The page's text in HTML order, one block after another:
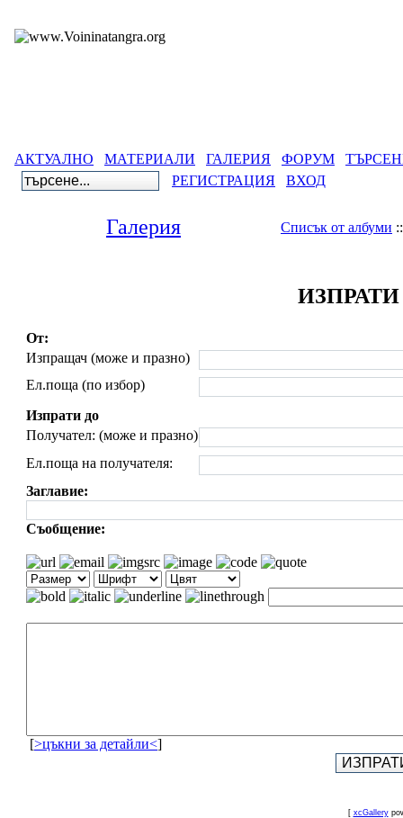
АКТУАЛНО МАТЕРИАЛИ ГАЛЕРИЯ ФОРУМ
РЕГИСТРАЦИЯ
ВХОД
Галерия Списък от албуми
От:
Изпращач (може и празно)
Ел.поща (по избор)
Изпрати до
Получател: (може и празно)
Ел.поща на получателя:
Заглавие:
Съобщение:
[>цъкни за детайли<]
[ xcGallery